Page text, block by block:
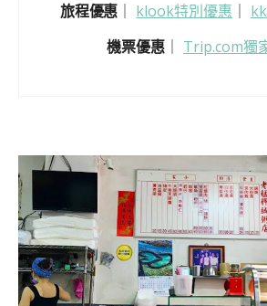
旅程優惠
klook特別優惠
機票優惠
Trip.com獨